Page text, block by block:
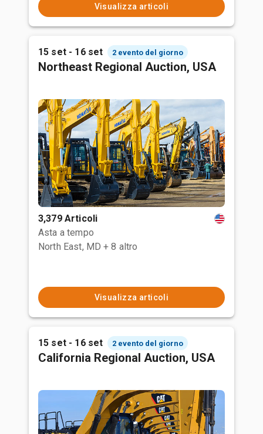
Visualizza articoli
15 set - 16 set 2 evento del giorno
Northeast Regional Auction, USA
3,379 Articoli
Asta a tempo
North East, MD + 8 altro
Visualizza articoli
15 set - 16 set 2 evento del giorno
California Regional Auction, USA